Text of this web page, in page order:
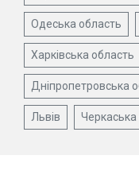
Одеська область
Харківська область
Дніпропетровська
Львів Черкаська